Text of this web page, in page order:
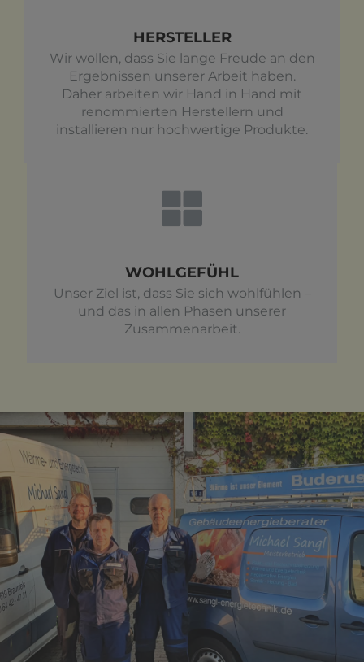
HERSTELLER
Wir wollen, dass Sie lange Freude an den
Ergebnissen unserer Arbeit haben.
Daher arbeiten wir Hand in Hand mit
renommierten Herstellern und
installieren nur hochwertige Produkte.
WOHLGEFÜHL
Unser Ziel ist, dass Sie sich wohlfühlen –
und das in allen Phasen unserer
Zusammenarbeit.